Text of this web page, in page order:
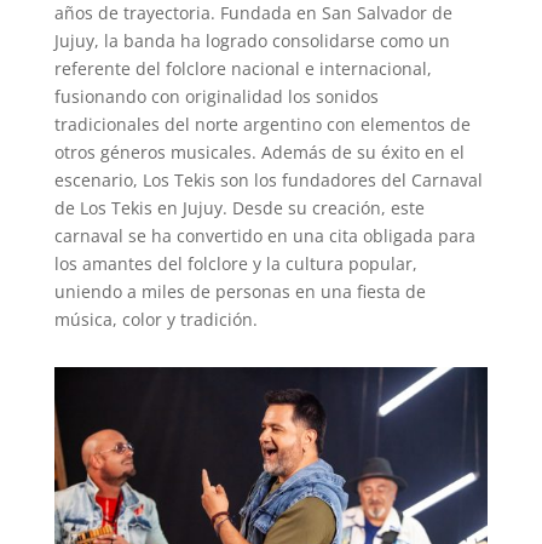
años de trayectoria. Fundada en San Salvador de
Jujuy, la banda ha logrado consolidarse como un
referente del folclore nacional e internacional,
fusionando con originalidad los sonidos
tradicionales del norte argentino con elementos de
otros géneros musicales. Además de su éxito en el
escenario, Los Tekis son los fundadores del Carnaval
de Los Tekis en Jujuy. Desde su creación, este
carnaval se ha convertido en una cita obligada para
los amantes del folclore y la cultura popular,
uniendo a miles de personas en una fiesta de
música, color y tradición.